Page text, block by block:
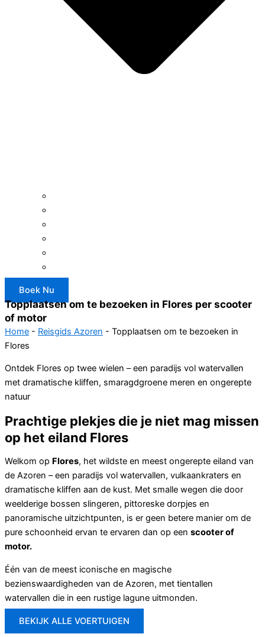
Boek Nu
Topplaatsen om te bezoeken in Flores per scooter
of motor
Home - Reisgids Azoren - Topplaatsen om te bezoeken in
Flores
Ontdek Flores op twee wielen – een paradijs vol watervallen
met dramatische kliffen, smaragdgroene meren en ongerepte
natuur
Prachtige plekjes die je niet mag missen
op het eiland Flores
Welkom op Flores, het wildste en meest ongerepte eiland van
de Azoren – een paradijs vol watervallen, vulkaankraters en
dramatische kliffen aan de kust. Met smalle wegen die door
weelderige bossen slingeren, pittoreske dorpjes en
panoramische uitzichtpunten, is er geen betere manier om de
pure schoonheid ervan te ervaren dan op een scooter of
motor.
Één van de meest iconische en magische
bezienswaardigheden van de Azoren, met tientallen
watervallen die in een rustige lagune uitmonden.
BEKIJK ALLE VOERTUIGEN